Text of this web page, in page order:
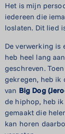
Het is mijn
iedereen die
loslaten. Dit lied
De verwerking is
heb heel lang
geschreven.
gekregen, heb ik
van Big Dog
de hiphop, heb
gemaakt die
kan horen